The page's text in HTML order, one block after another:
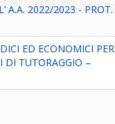
A.A. 2022/2023 - PROT.
ED ECONOMICI PER
DI TUTORAGGIO –